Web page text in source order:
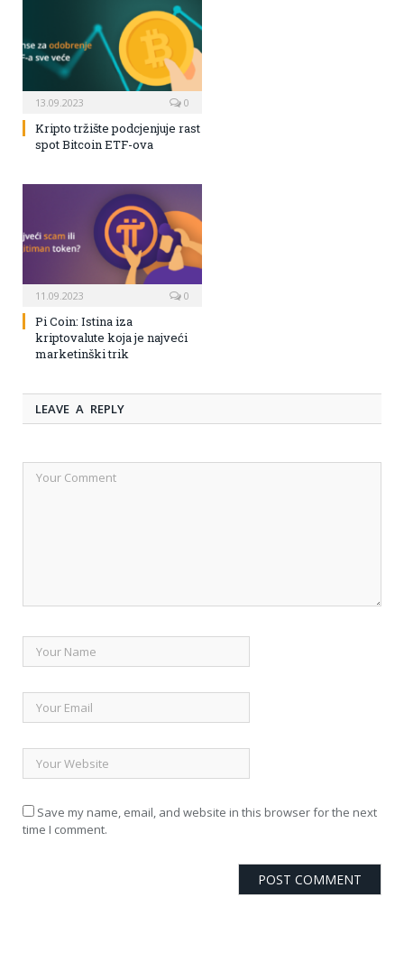
13.09.2023 0
Kripto tržište podcjenjuje rast
spot Bitcoin ETF-ova
11.09.2023 0
Pi Coin: Istina iza
kriptovalute koja je najveći
marketinški trik
LEAVE A REPLY
Save my name, email, and website in this browser for the next
time I comment.